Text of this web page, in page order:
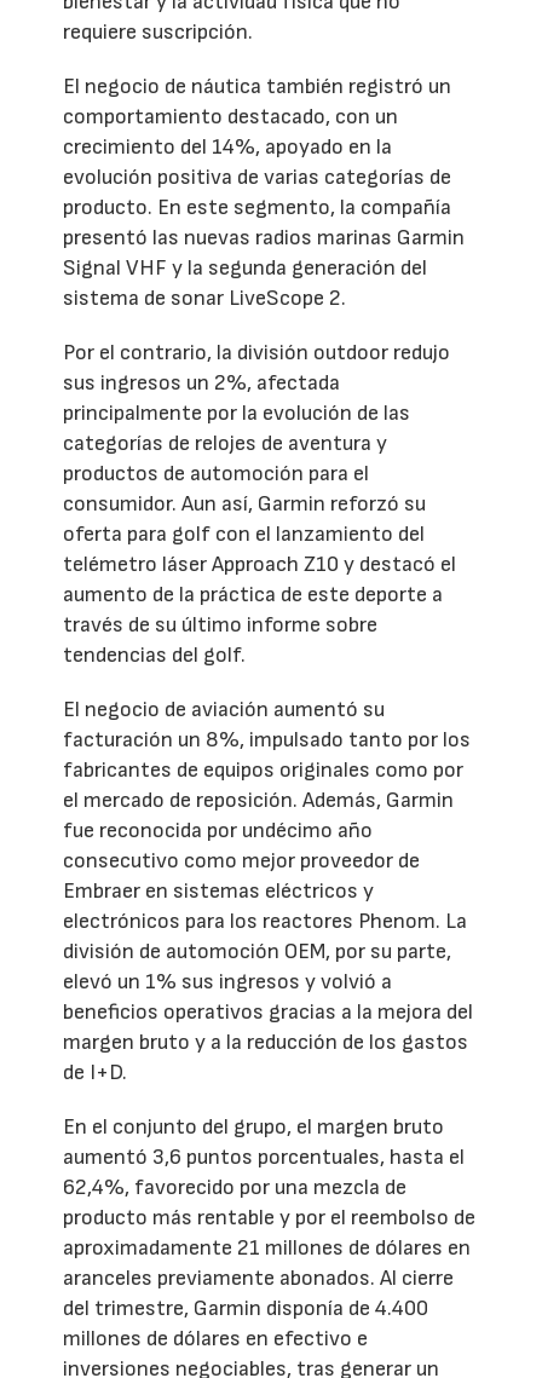
requiere suscripción.
El negocio de náutica también registró un
comportamiento destacado, con un
crecimiento del 14%, apoyado en la
evolución positiva de varias categorías de
producto. En este segmento, la compañía
presentó las nuevas radios marinas Garmin
Signal VHF y la segunda generación del
sistema de sonar LiveScope 2.
Por el contrario, la división outdoor redujo
sus ingresos un 2%, afectada
principalmente por la evolución de las
categorías de relojes de aventura y
productos de automoción para el
consumidor. Aun así, Garmin reforzó su
oferta para golf con el lanzamiento del
telémetro láser Approach Z10 y destacó el
aumento de la práctica de este deporte a
través de su último informe sobre
tendencias del golf.
El negocio de aviación aumentó su
facturación un 8%, impulsado tanto por los
fabricantes de equipos originales como por
el mercado de reposición. Además, Garmin
fue reconocida por undécimo año
consecutivo como mejor proveedor de
Embraer en sistemas eléctricos y
electrónicos para los reactores Phenom. La
división de automoción OEM, por su parte,
elevó un 1% sus ingresos y volvió a
beneficios operativos gracias a la mejora del
margen bruto y a la reducción de los gastos
de I+D.
En el conjunto del grupo, el margen bruto
aumentó 3,6 puntos porcentuales, hasta el
62,4%, favorecido por una mezcla de
producto más rentable y por el reembolso de
aproximadamente 21 millones de dólares en
aranceles previamente abonados. Al cierre
del trimestre, Garmin disponía de 4.400
millones de dólares en efectivo e
inversiones negociables, tras generar un